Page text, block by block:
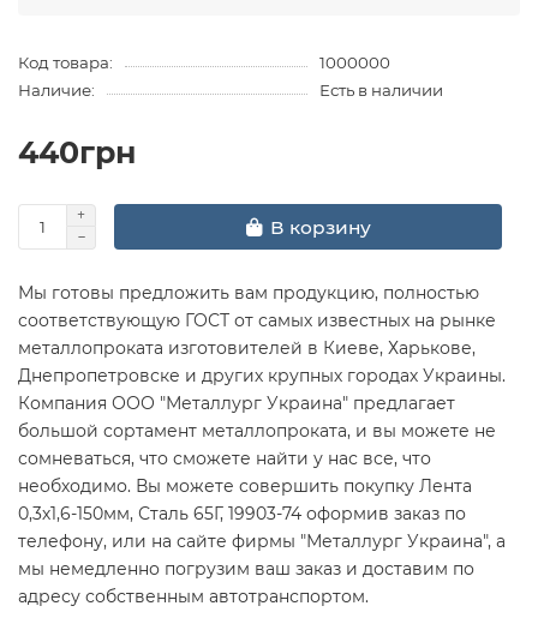
Код товара:
1000000
Наличие:
Есть в наличии
440грн
В корзину
Мы готовы предложить вам продукцию, полностью
соответствующую ГОСТ от самых известных на рынке
металлопроката изготовителей в Киеве, Харькове,
Днепропетровске и других крупных городах Украины.
Компания ООО "Металлург Украина" предлагает
большой сортамент металлопроката, и вы можете не
сомневаться, что сможете найти у нас все, что
необходимо. Вы можете совершить покупку Лента
0,3х1,6-150мм, Сталь 65Г, 19903-74 оформив заказ по
телефону, или на сайте фирмы "Металлург Украина", а
мы немедленно погрузим ваш заказ и доставим по
адресу собственным автотранспортом.